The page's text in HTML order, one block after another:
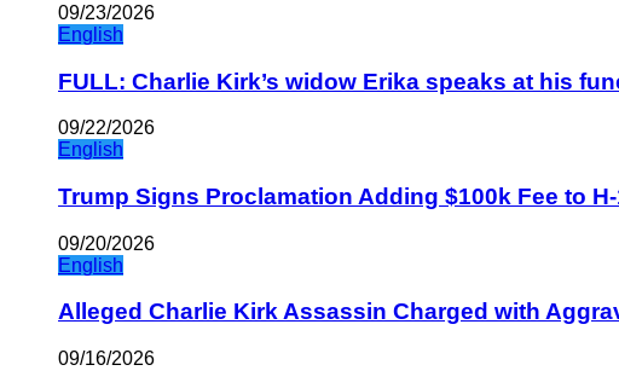
09/23/2026
English
FULL: Charlie Kirk’s widow Erika speaks at his
09/22/2026
English
Trump Signs Proclamation Adding $100k Fee to
09/20/2026
English
Alleged Charlie Kirk Assassin Charged with
09/16/2026